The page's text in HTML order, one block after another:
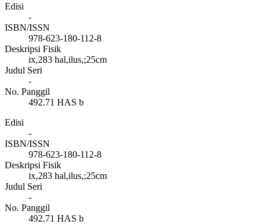
Edisi
-
ISBN/ISSN
978-623-180-112-8
Deskripsi Fisik
ix,283 hal,ilus,;25cm
Judul Seri
-
No. Panggil
492.71 HAS b
Edisi
-
ISBN/ISSN
978-623-180-112-8
Deskripsi Fisik
ix,283 hal,ilus,;25cm
Judul Seri
-
No. Panggil
492.71 HAS b